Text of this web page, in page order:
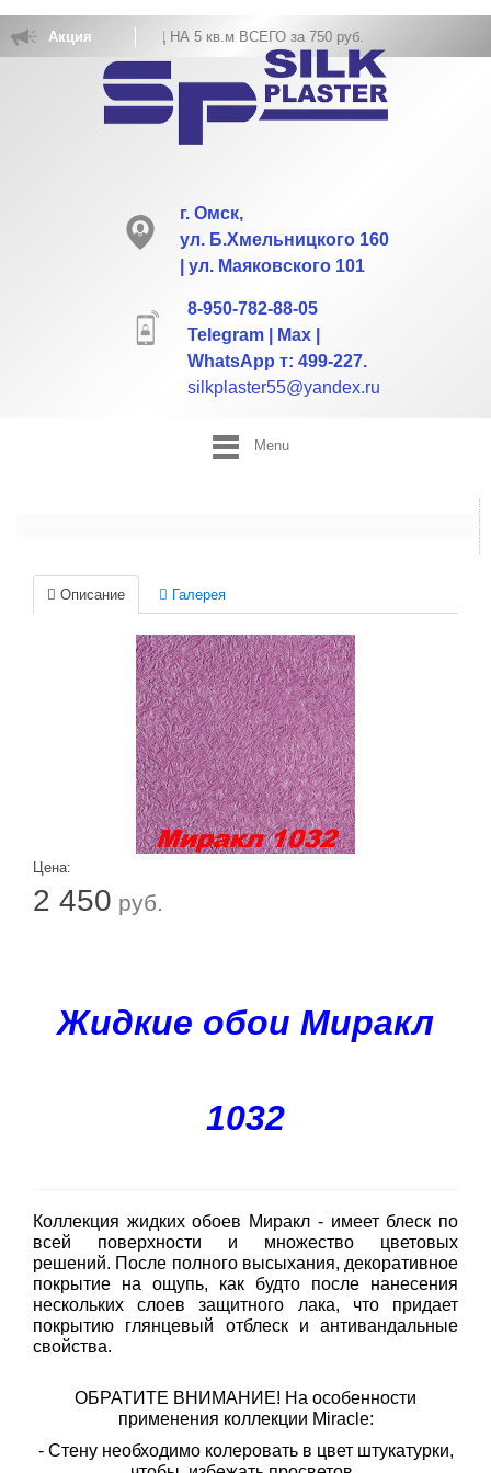
Акция
ОБОЕВ РАСХОД НА 5 кв.м ВСЕГО за 750 руб.
г. Омск,
ул. Б.Хмельницкого 160
| ул. Маяковского 101
8-950-782-88-05
Telegram | Max |
WhatsApp т: 499-227.
silkplaster55@yandex.ru
Menu
Описание Галерея
Цена:
2 450 руб.
Жидкие обои Миракл
1032
Коллекция жидких обоев Миракл - имеет блеск по
всей поверхности и множество цветовых
решений. После полного высыхания, декоративное
покрытие на ощупь, как будто после нанесения
нескольких слоев защитного лака, что придает
покрытию глянцевый отблеск и антивандальные
свойства.
ОБРАТИТЕ ВНИМАНИЕ! На особенности
применения коллекции Miracle:
- Стену необходимо колеровать в цвет штукатурки,